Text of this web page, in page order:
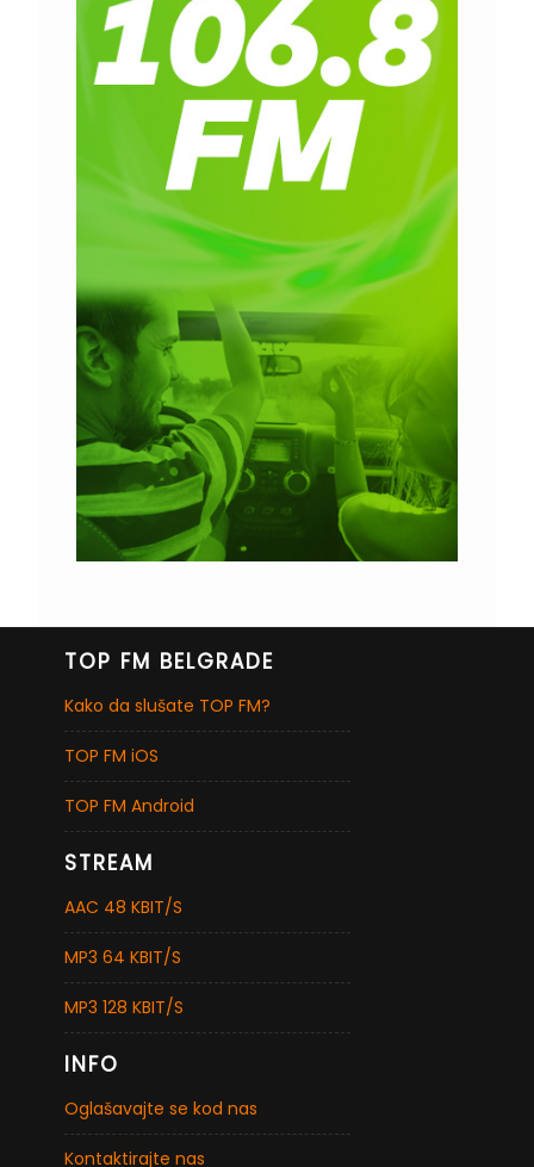
TOP FM BELGRADE
Kako da slušate TOP FM?
TOP FM iOS
TOP FM Android
STREAM
AAC 48 KBIT/S
MP3 64 KBIT/S
MP3 128 KBIT/S
INFO
Oglašavajte se kod nas
Kontaktirajte nas